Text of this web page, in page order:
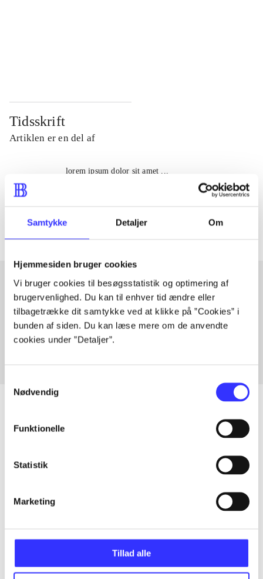
Samtykke Detaljer Om
Hjemmesiden bruger cookies
Vi bruger cookies til besøgsstatistik og optimering af
brugervenlighed. Du kan til enhver tid ændre eller
tilbagetrække dit samtykke ved at klikke på ”Cookies” i
bunden af siden. Du kan læse mere om de anvendte
cookies under ”Detaljer”.
Nødvendig
Funktionelle
Statistik
Marketing
Tillad alle
Tidsskrift
Artiklen er en del af
lorem ipsum dolor sit amet ...
Artikler med samme emner
Fra
...